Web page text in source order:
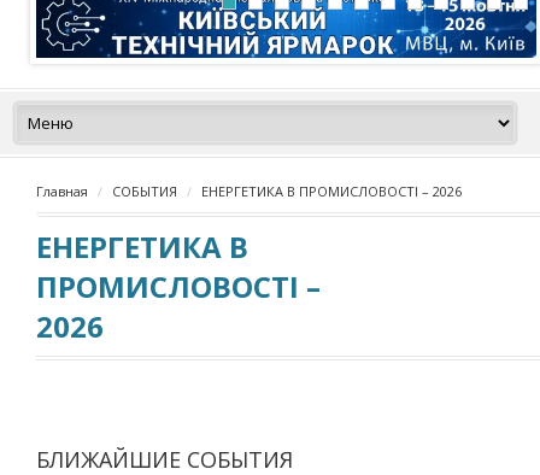
Главная СОБЫТИЯ ЕНЕРГЕТИКА В ПРОМИСЛОВОСТІ – 2026
ЕНЕРГЕТИКА В
ПРОМИСЛОВОСТІ –
2026
БЛИЖАЙШИЕ СОБЫТИЯ